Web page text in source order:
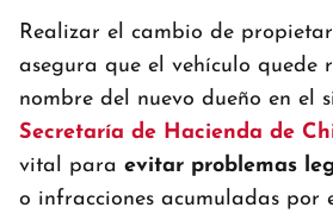
Realizar el cambio de
asegura que el vehículo quede
nombre del nuevo dueño en el
Secretaría de Hacienda de
vital para evitar problemas
o infracciones acumuladas por